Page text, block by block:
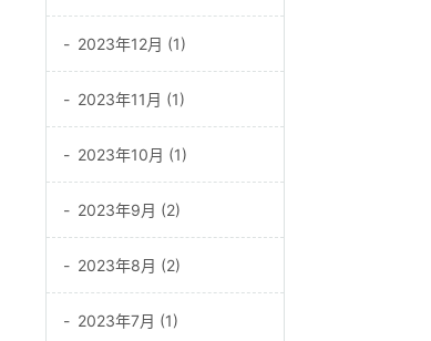
2023年12月 (1)
2023年11月 (1)
2023年10月 (1)
2023年9月 (2)
2023年8月 (2)
2023年7月 (1)